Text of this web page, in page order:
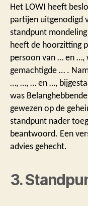
Het LOWI heeft
partijen uitgenodigd
standpunt
heeft de hoorzitting
persoon van … en …,
gemachtigde … .
…, …, … en …,
was
gewezen op de
standpunt nader
beantwoord. Een
advies gehecht.
3.